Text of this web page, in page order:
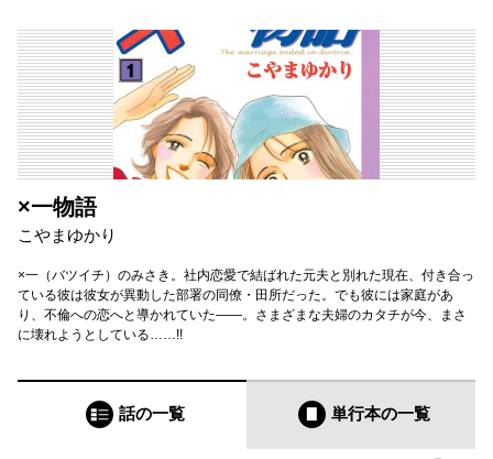
×一物語
こやまゆかり
×一（バツイチ）のみさき。社内恋愛で結ばれた元夫と別れた現在、付き合っ
ている彼は彼女が異動した部署の同僚・田所だった。でも彼には家庭があ
り、不倫への恋へと導かれていた――。さまざまな夫婦のカタチが今、まさ
に壊れようとしている……!!
話の一覧 単行本の一覧